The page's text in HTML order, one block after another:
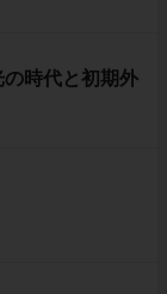
時代と初期外